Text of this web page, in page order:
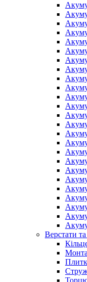
Верстати